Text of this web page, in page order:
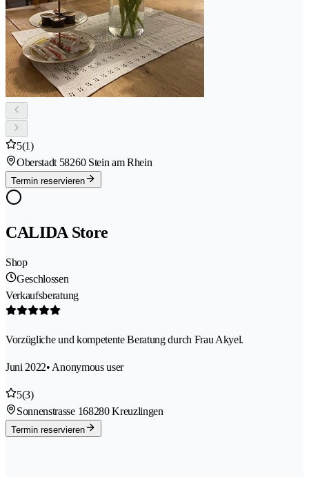
5(1)
Oberstadt 58260 Stein am Rhein
Termin reservieren
CALIDA Store
Shop
Geschlossen
Verkaufsberatung
Vorzügliche und kompetente Beratung durch Frau Akyel.
Juni 2022• Anonymous user
5(3)
Sonnenstrasse 168280 Kreuzlingen
Termin reservieren